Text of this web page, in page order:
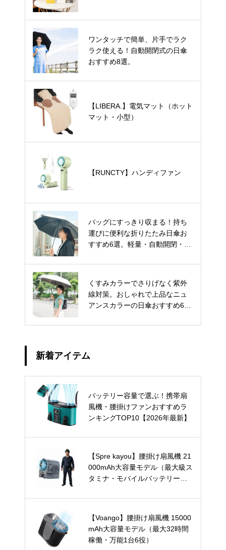
ワンタッチで簡単、片手でラク
ラク使える！自動開閉式の日傘
おすすめ8選。
【LIBERA.】電気マット（ホット
マット・小型）
【RUNCTY】ハンディファン
バッグにすっきり収まる！持ち
運びに便利な折りたたみ日傘お
すすめ6選。軽量・自動開閉・お
くすみカラーでさりげなく紫外
線対策。おしゃれで上品なニュ
アンスカラーの日傘おすすめ6
新着アイテム
バッテリー容量で選ぶ！携帯扇
風機・腰掛けファンおすすめラ
ンキングTOP10【2026年最新】
【Spre kayou】腰掛け扇風機 21
000mAh大容量モデル（最大級ス
タミナ・モバイルバッテリー兼
【Voango】腰掛け扇風機 15000
mAh大容量モデル（最大32時間
稼働・万能1台6役）